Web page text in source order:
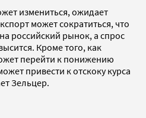
измениться, ожидает
может сократиться, что
российский рынок, а спрос
Кроме того, как
перейти к понижению
привести к отскоку курса
Зельцер.